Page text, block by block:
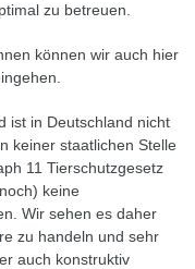
zu betreuen.
können wir auch hier
ist in Deutschland nicht
keiner staatlichen Stelle
11 Tierschutzgesetz
keine
Wir sehen es daher
zu handeln und sehr
auch konstruktiv